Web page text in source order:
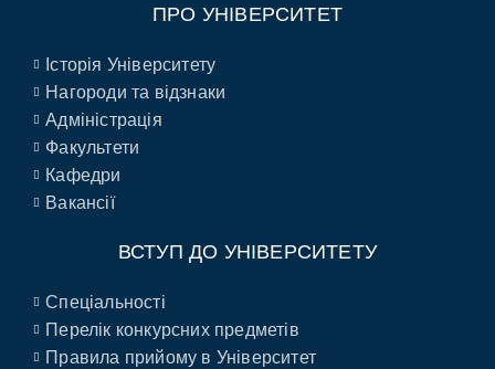
ПРО УНІВЕРСИТЕТ
Історія Університету
Нагороди та відзнаки
Адміністрація
Факультети
Кафедри
Вакансії
ВСТУП ДО УНІВЕРСИТЕТУ
Спеціальності
Перелік конкурсних предметів
Правила прийому в Університет